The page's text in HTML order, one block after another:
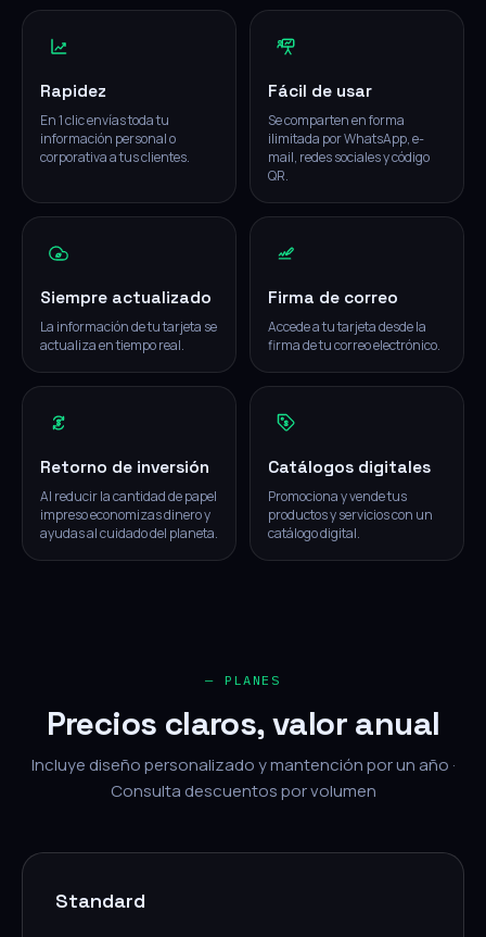
Rapidez
En 1 clic envías toda tu
información personal o
corporativa a tus clientes.
Fácil de usar
Se comparten en forma
ilimitada por WhatsApp, e-
mail, redes sociales y código
QR.
Siempre actualizado
La información de tu tarjeta se
actualiza en tiempo real.
Firma de correo
Accede a tu tarjeta desde la
firma de tu correo electrónico.
Retorno de inversión
Al reducir la cantidad de papel
impreso economizas dinero y
ayudas al cuidado del planeta.
Catálogos digitales
Promociona y vende tus
productos y servicios con un
catálogo digital.
— PLANES
Precios claros, valor anual
Incluye diseño personalizado y mantención por un año ·
Consulta descuentos por volumen
Standard